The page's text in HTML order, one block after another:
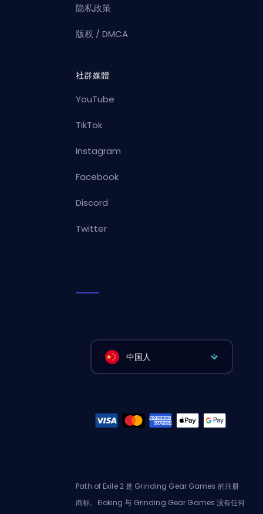
隐私政策
版权 / DMCA
社群媒體
YouTube
TikTok
Instagram
Facebook
Discord
Twitter
中国人
Path of Exile 2 是 Grinding Gear Games 的注册
商标。Eloking 与 Grinding Gear Games 没有任何